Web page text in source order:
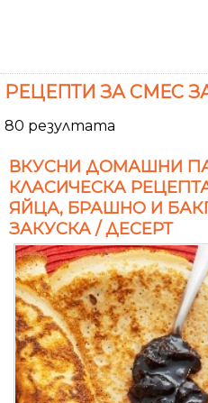
РЕЦЕПТИ ЗА СМЕС
80 резултата
ВКУСНИ ДОМАШНИ
КЛАСИЧЕСКА
ЯЙЦА, БРАШНО И
ЗАКУСКА / ДЕСЕРТ